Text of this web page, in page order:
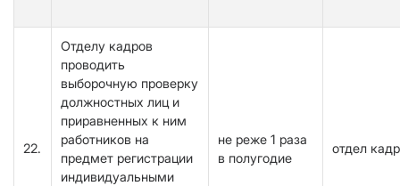
22.
Отделу кадров
проводить
выборочную проверку
должностных лиц и
приравненных к ним
работников на
предмет регистрации
индивидуальными
не реже 1 раза
в полугодие
отдел